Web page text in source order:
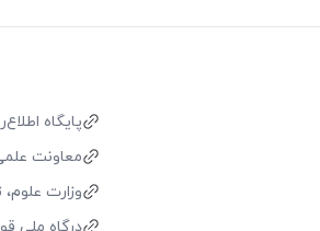
پایگاه
معاونت
وزارت